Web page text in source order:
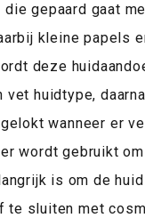
die gepaard gaat
kleine papels
deze
vet huidtype,
wanneer er
wordt gebruikt
is om de
te sluiten met